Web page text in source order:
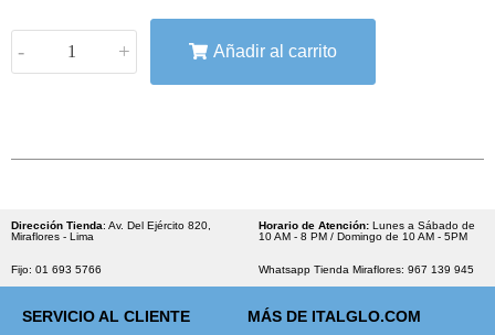
- + Añadir al carrito
Dirección Tienda: Av. Del Ejército 820,
Miraflores - Lima
Fijo: 01 693 5766
Horario de Atención: Lunes a Sábado de
10 AM - 8 PM / Domingo de 10 AM - 5PM
Whatsapp Tienda Miraflores: 967 139 945
SERVICIO AL CLIENTE MÁS DE ITALGLO.COM